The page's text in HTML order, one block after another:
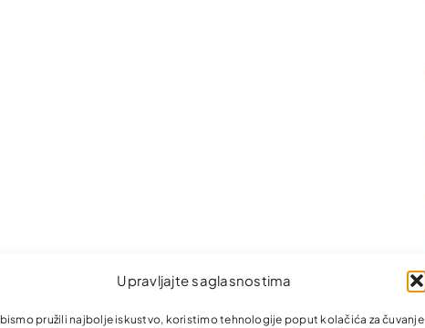
Upravljajte saglasnostima
pružili najbolje iskustvo, koristimo tehnologije poput kolačića za čuvanje